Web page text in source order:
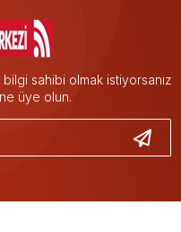
sahibi olmak istiyorsanız
üye olun.